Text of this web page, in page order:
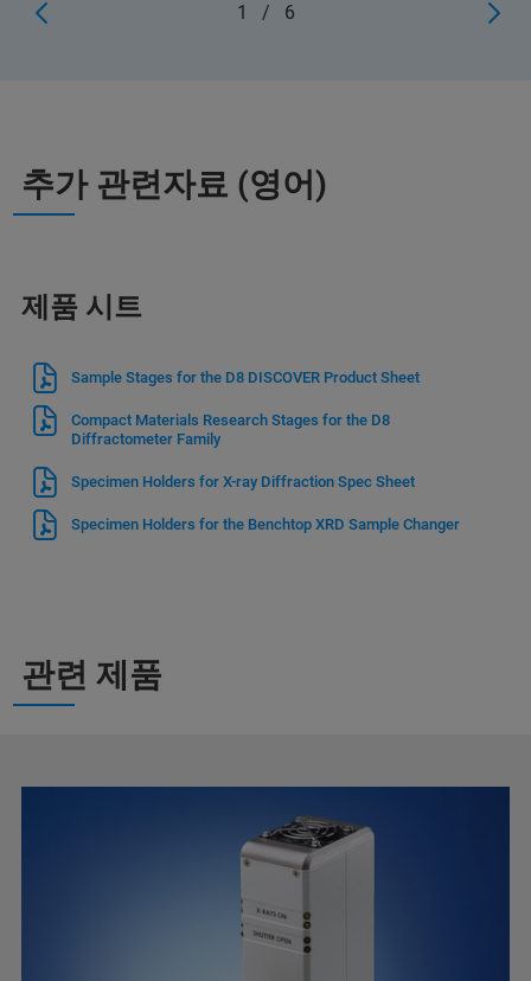
1 / 6
추가 관련자료 (영어)
제품 시트
Sample Stages for the D8 DISCOVER Product Sheet
Compact Materials Research Stages for the D8
Diffractometer Family
Specimen Holders for X-ray Diffraction Spec Sheet
Specimen Holders for the Benchtop XRD Sample Changer
관련 제품